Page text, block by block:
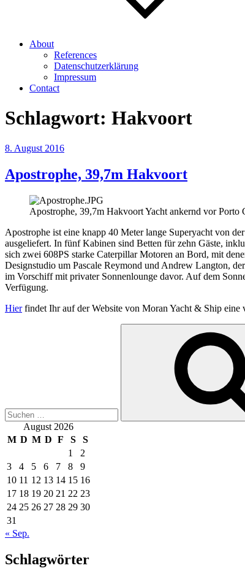
About
References
Datenschutzerklärung
Impressum
Contact
Schlagwort: Hakvoort
Veröffentlicht
8. August 2016
Apostrophe, 39,7m Hakvoort
Apostrophe, 39,7m Hakvoort Yacht ankernd vor Porto
Apostrophe ist eine knapp 40 Meter lange Superyacht von
ausgeliefert. In fünf Kabinen sind Betten für zehn Gäste,
sich zwei 608PS starke Caterpillar Motoren an Bord, mit
Designstudio um Pascale Reymond und Andrew Langton,
im Vorschiff mit privater Sonnenlounge davor. Auf dem
Verfügung.
Hierfindet Ihr auf der Website von Moran Yacht & Ship eine
August 2026
M D M D F S
S
1
2
3
4 5 6 7 8
9
10 11 12 13 14 15 16
17 18 19 20 21 22 23
24 25 26 27 28 29 30
31
« Sep.
Schlagwörter